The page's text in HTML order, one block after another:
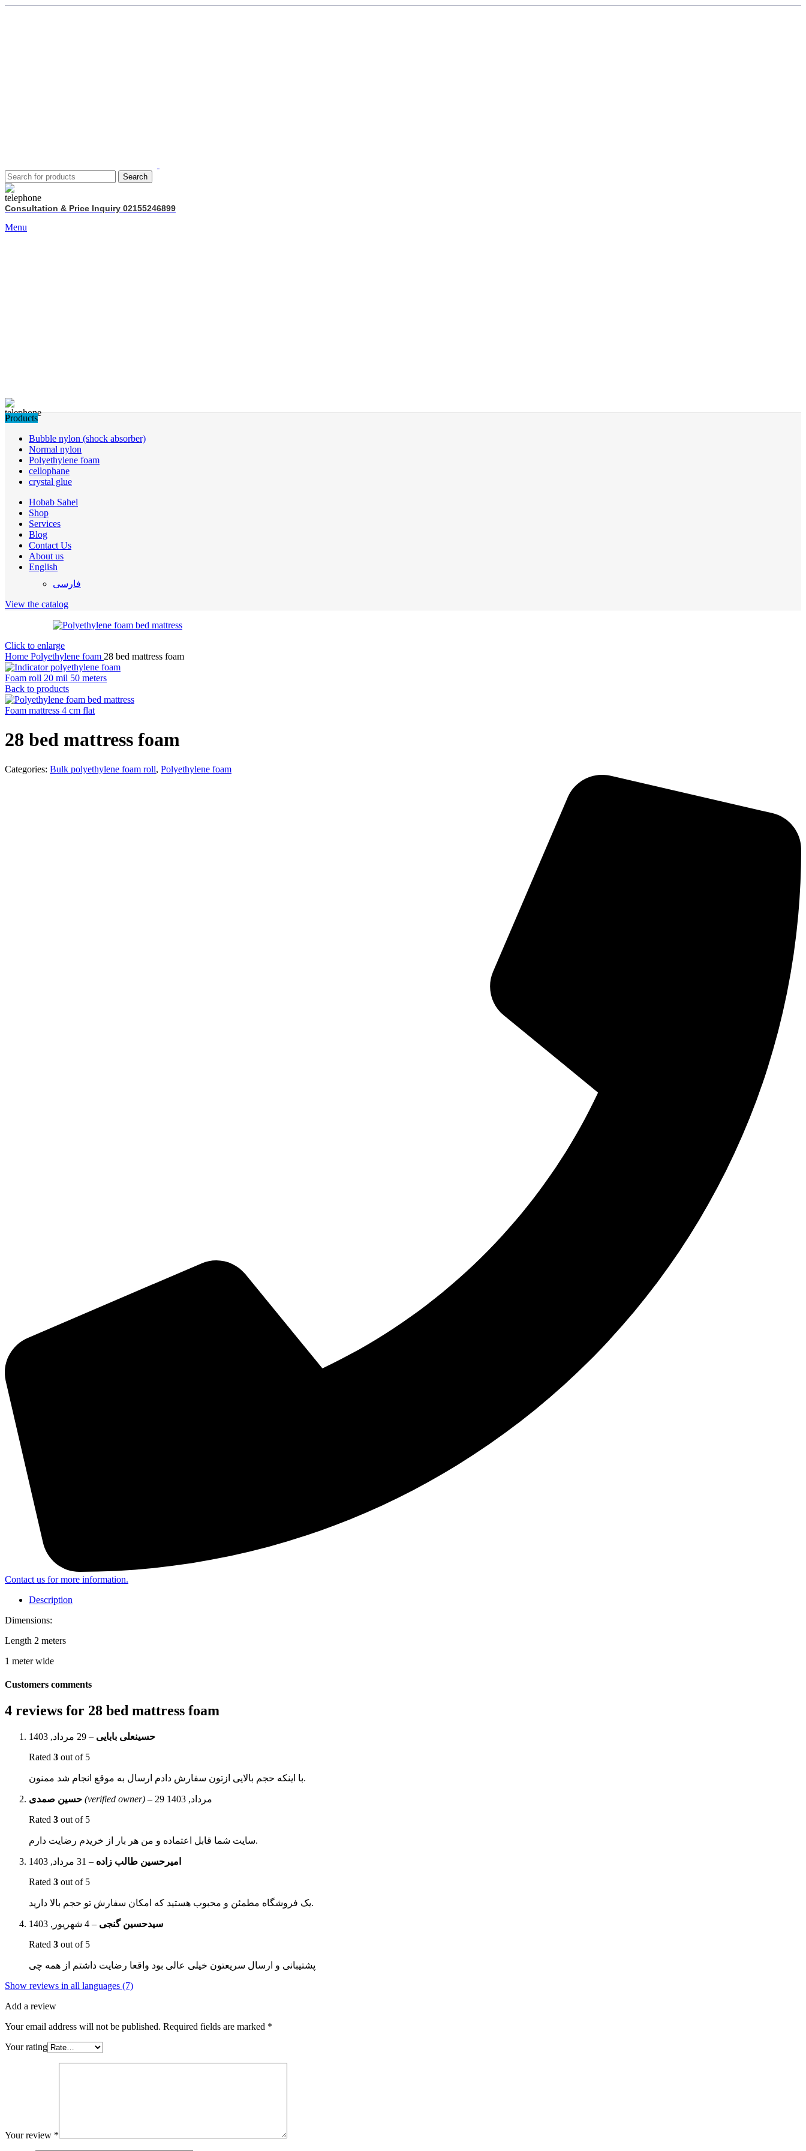
Search
Consultation & Price Inquiry 02155246899
Menu
Products
Bubble nylon (shock absorber)
Normal nylon
Polyethylene foam
cellophane
crystal glue
Hobab Sahel
Shop
Services
Blog
Contact Us
About us
English
فارسی
View the catalog
Click to enlarge
Home Polyethylene foam 28 bed mattress foam
Foam roll 20 mil 50 meters
Back to products
Foam mattress 4 cm flat
28 bed mattress foam
Categories: Bulk polyethylene foam roll, Polyethylene foam
Contact us for more information.
Description
Dimensions:
Length 2 meters
1 meter wide
Customers comments
4 reviews for 28 bed mattress foam
حسینعلی بابایی – 29 مرداد, 1403
Rated 3 out of 5
با اینکه حجم بالایی ازتون سفارش دادم ارسال به موقع انجام شد ممنون.
(verified owner) –
29 مرداد, 1403
Rated 3 out of 5
سایت شما قابل اعتماده و من هر بار از خریدم رضایت دارم.
امیرحسین طالب زاده – 31 مرداد, 1403
Rated 3 out of 5
یک فروشگاه مطمئن و محبوب هستید که امکان سفارش تو حجم بالا دارید.
سیدحسین گنجی – 4 شهریور, 1403
Rated 3 out of 5
پشتیبانی و ارسال سریعتون خیلی عالی بود واقعا رضایت داشتم از همه چی
Show reviews in all languages (7)
Add a review
Your email address will not be published. Required fields are marked *
Your rating
Your review *